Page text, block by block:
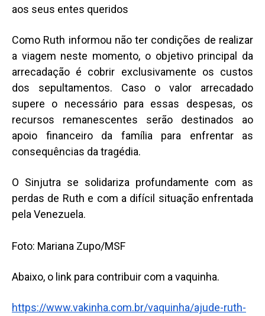
aos seus entes queridos
Como Ruth informou não ter condições de realizar
a viagem neste momento, o objetivo principal da
arrecadação é cobrir exclusivamente os custos
dos sepultamentos. Caso o valor arrecadado
supere o necessário para essas despesas, os
recursos remanescentes serão destinados ao
apoio financeiro da família para enfrentar as
consequências da tragédia.
O Sinjutra se solidariza profundamente com as
perdas de Ruth e com a difícil situação enfrentada
pela Venezuela.
Foto: Mariana Zupo/MSF
Abaixo, o link para contribuir com a vaquinha.
https://www.vakinha.com.br/vaquinha/ajude-ruth-